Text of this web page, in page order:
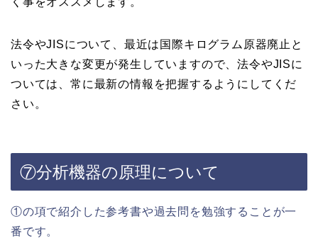
法令やJISについて、最近は国際キログラム原器廃止と
いった大きな変更が発生していますので、法令やJISに
ついては、常に最新の情報を把握するようにしてくだ
さい。
⑦分析機器の原理について
①の項で紹介した参考書や過去問を勉強することが一
番です。